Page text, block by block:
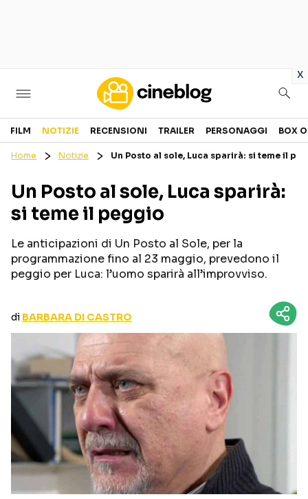
x
Cinema
GENERI
PERSONAGGI
CANALI STREAMING
Categorie
CURIOSITÀ
RECENSIONI
Seguici sui social
FILM NOTIZIE RECENSIONI TRAILER PERSONAGGI BOX
Home Notizie Un Posto al sole, Luca sparirà: si teme il
Un Posto al sole, Luca sparirà:
si teme il peggio
Le anticipazioni di Un Posto al Sole, per la
programmazione fino al 23 maggio, prevedono il
peggio per Luca: l’uomo sparirà all’improvviso.
di BARBARA DI CASTRO